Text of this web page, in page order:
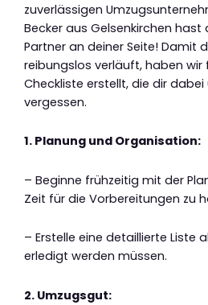
zuverlässigen
Becker aus Gelsenkirchen hast
Partner an deiner Seite! Damit
reibungslos verläuft, haben wir
Checkliste erstellt, die dir
vergessen.
1. Planung und Organisation:
– Beginne frühzeitig mit der
Zeit für die Vorbereitungen zu
– Erstelle eine detaillierte Liste
erledigt werden müssen.
2. Umzugsgut: